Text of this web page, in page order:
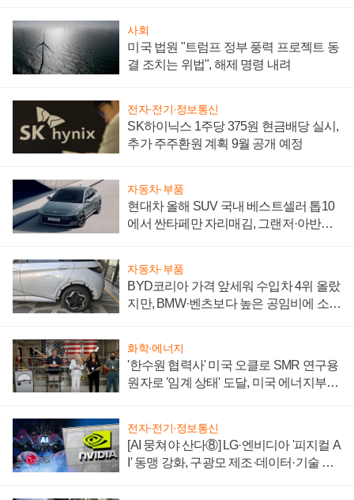
사회
미국 법원 "트럼프 정부 풍력 프로젝트 동
결 조치는 위법", 해제 명령 내려
전자·전기·정보통신
SK하이닉스 1주당 375원 현금배당 실시,
추가 주주환원 계획 9월 공개 예정
자동차·부품
현대차 올해 SUV 국내 베스트셀러 톱10
에서 싼타페만 자리매김, 그랜저·아반떼
자동차·부품
BYD코리아 가격 앞세워 수입차 4위 올랐
지만, BMW·벤츠보다 높은 공임비에 소비
화학·에너지
'한수원 협력사' 미국 오클로 SMR 연구용
원자로 '임계 상태' 도달, 미국 에너지부
전자·전기·정보통신
[AI 뭉쳐야 산다⑧] LG·엔비디아 '피지컬 A
I' 동맹 강화, 구광모 제조·데이터·기술 결